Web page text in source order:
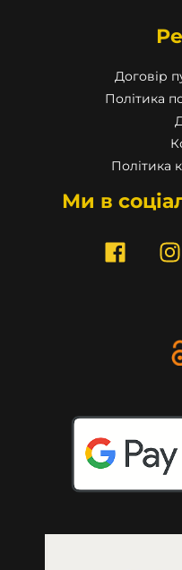
Договір
Політика
Політика
Ми в